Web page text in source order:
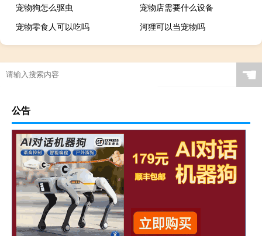
宠物狗怎么驱虫
宠物店需要什么设备
宠物零食人可以吃吗
河狸可以当宠物吗
☚
公告